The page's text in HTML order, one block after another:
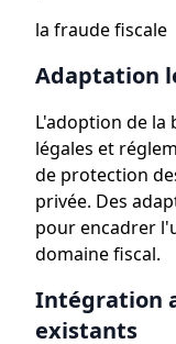
la fraude fiscale
Adaptation
L'adoption de la
légales et
de protection
privée. Des
pour encadrer
domaine fiscal.
Intégration
existants